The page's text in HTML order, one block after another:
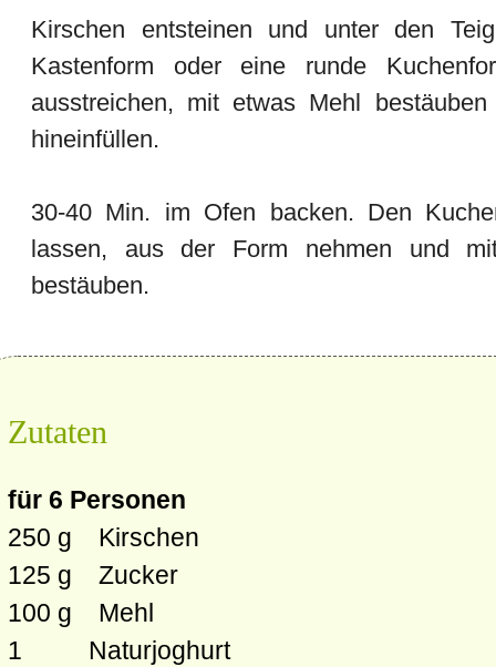
Kirschen entsteinen und unter den
Kastenform oder eine runde
ausstreichen, mit etwas Mehl
hineinfüllen.
30-40 Min. im Ofen backen. Den
lassen, aus der Form nehmen und
bestäuben.
Zutaten
für 6 Personen
250 g Kirschen
125 g Zucker
100 g Mehl
1 Naturjoghurt